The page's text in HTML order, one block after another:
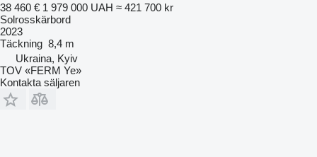
38 460 € 1 979 000 UAH ≈ 421 700 kr
Solrosskärbord
2023
Täckning 8,4 m
Ukraina, Kyiv
TOV «FERM Ye»
Kontakta säljaren